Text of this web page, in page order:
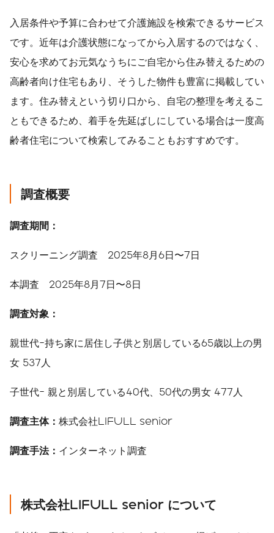
入居条件や予算に合わせて介護施設を検索できるサービス
です。近年は介護状態になってから入居するのではなく、
安心を求めてお元気なうちにご自宅から住み替えるための
高齢者向け住宅もあり、そうした物件も豊富に掲載してい
ます。住み替えという切り口から、自宅の整理を考えるこ
ともできるため、着手を先延ばしにしている場合は一度高
齢者住宅について検索してみることもおすすめです。
調査概要
調査期間：
スクリーニング調査 2025年8月6日〜7日
本調査 2025年8月7日〜8日
調査対象：
親世代-持ち家に居住し子供と別居している65歳以上の男
女 537人
子世代- 親と別居している40代、50代の男女 477人
調査主体： 株式会社LIFULL senior
調査手法： インターネット調査
株式会社LIFULL senior について